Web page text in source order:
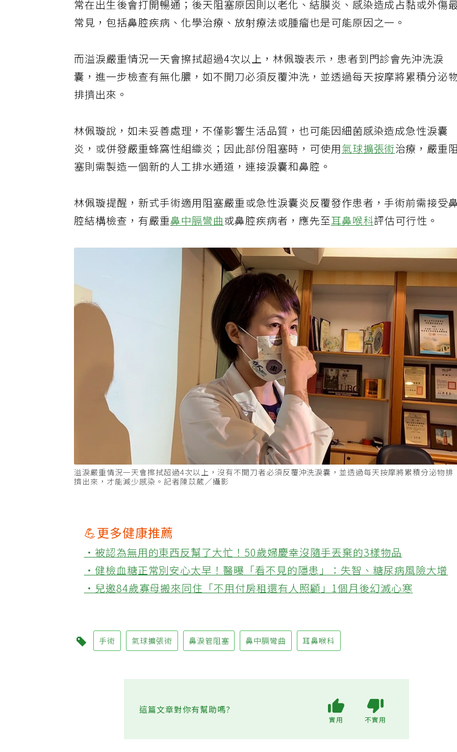
常在出生後會打開暢通；後天阻塞原因則以老化、結膜炎、感染造成占黏或外傷
常見，包括鼻腔疾病、化學治療、放射療法或腫瘤也是可能原因之一。
而溢淚嚴重情況一天會擦拭超過4次以上，林佩璇表示，患者到門診會先沖洗淚
囊，進一步檢查有無化膿，如不開刀必須反覆沖洗，並透過每天按摩將累積分泌
排擠出來。
林佩璇說，如未妥善處理，不僅影響生活品質，也可能因細菌感染造成急性淚囊
炎，或併發嚴重蜂窩性組織炎；因此部份阻塞時，可使用氣球擴張術治療，嚴重
塞則需製造一個新的人工排水通道，連接淚囊和鼻腔。
林佩璇提醒，新式手術適用阻塞嚴重或急性淚囊炎反覆發作患者，手術前需接受
腔結構檢查，有嚴重鼻中膈彎曲或鼻腔疾病者，應先至耳鼻喉科評估可行性。
溢淚嚴重情況一天會擦拭超過4次以上，沒有不開刀者必須反覆沖洗淚囊，並透過每天按摩將累積分泌物排
擠出來，才能減少感染。記者陳苡葳／攝影
💪更多健康推薦
‧被認為無用的東西反幫了大忙！50歲婦慶幸沒隨手丟棄的3樣物品
‧健檢血糖正常別安心太早！醫曝「看不見的隱患」：失智、糖尿病風險大增
‧兒邀84歲寡母搬來同住「不用付房租還有人照顧」1個月後幻滅心寒
手術 氣球擴張術 鼻淚管阻塞 鼻中膈彎曲 耳鼻喉科